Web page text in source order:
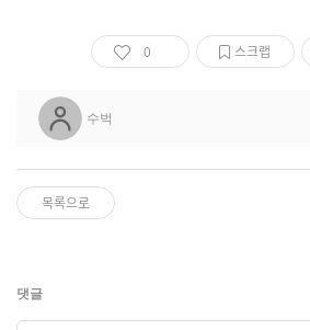
0 스크랩
수벅
목록으로
댓글